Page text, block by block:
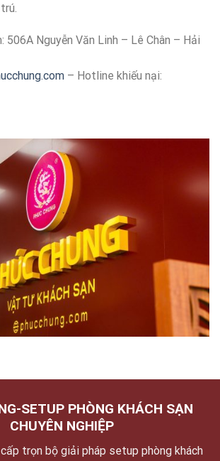
506A Nguyễn Văn Linh – Lê Chân – Hải
– Hotline khiếu nại:
SETUP PHÒNG KHÁCH SẠN
CHUYÊN NGHIỆP
cấp trọn bộ giải pháp setup phòng khách